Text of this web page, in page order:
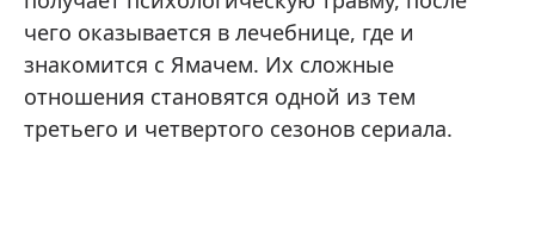
чего оказывается в лечебнице, где и
знакомится с Ямачем. Их сложные
отношения становятся одной из тем
третьего и четвертого сезонов сериала.